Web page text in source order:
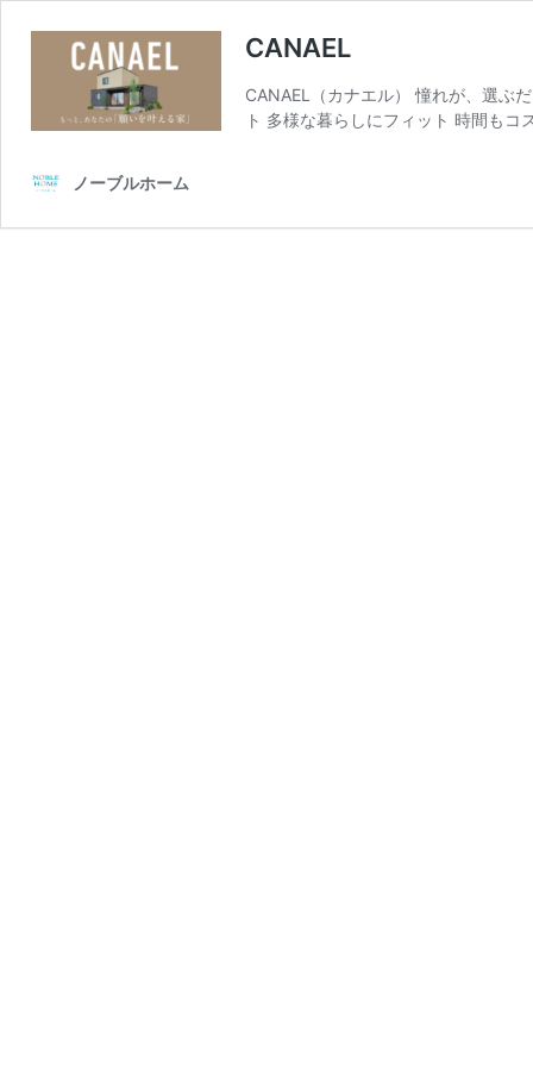
CANAEL
CANAEL（カナエル） 憧れが、選ぶ
ト 多様な暮らしにフィット 時間も
ノーブルホーム